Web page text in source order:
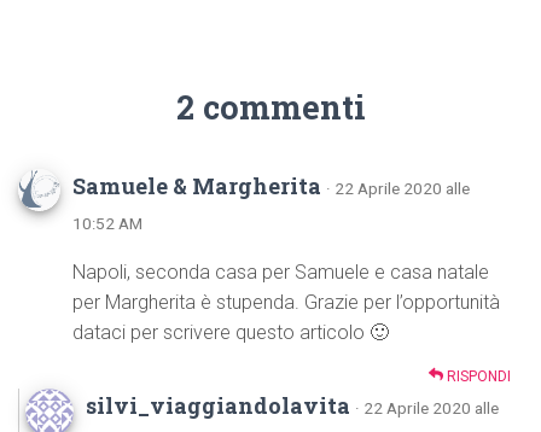
2 commenti
Samuele & Margherita · 22 Aprile 2020 alle
10:52 AM
Napoli, seconda casa per Samuele e casa natale
per Margherita è stupenda. Grazie per l’opportunità
dataci per scrivere questo articolo 🙂
RISPONDI
silvi_viaggiandolavita · 22 Aprile 2020 alle